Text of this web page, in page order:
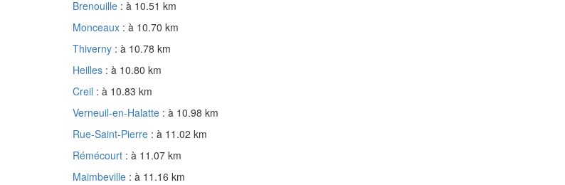
Brenouille : à 10.51 km
Monceaux : à 10.70 km
Thiverny : à 10.78 km
Heilles : à 10.80 km
Creil : à 10.83 km
Verneuil-en-Halatte : à 10.98 km
Rue-Saint-Pierre : à 11.02 km
Rémécourt : à 11.07 km
Maimbeville : à 11.16 km